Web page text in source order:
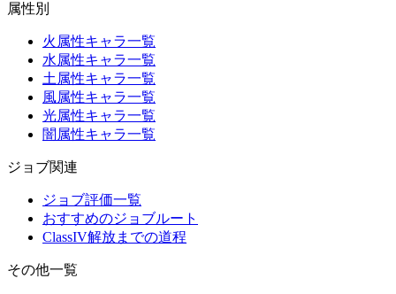
属性別
火属性キャラ一覧
水属性キャラ一覧
土属性キャラ一覧
風属性キャラ一覧
光属性キャラ一覧
闇属性キャラ一覧
ジョブ関連
ジョブ評価一覧
おすすめのジョブルート
ClassIV解放までの道程
その他一覧